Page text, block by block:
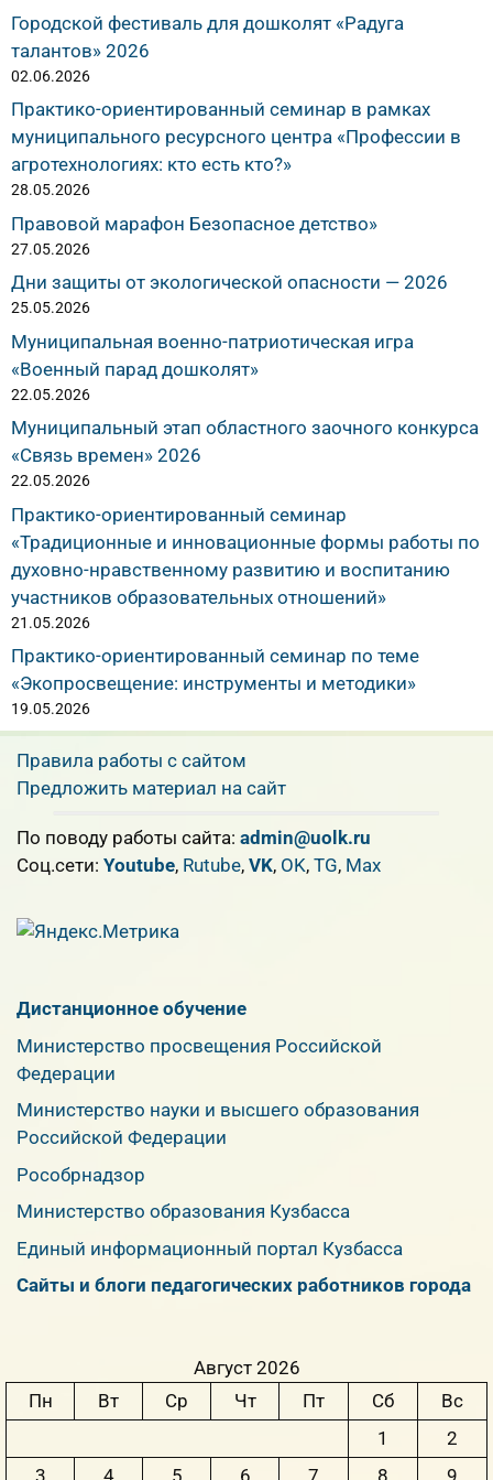
Городской фестиваль для дошколят «Радуга
талантов» 2026
02.06.2026
Практико-ориентированный семинар в рамках
муниципального ресурсного центра «Профессии в
агротехнологиях: кто есть кто?»
28.05.2026
Правовой марафон Безопасное детство»
27.05.2026
Дни защиты от экологической опасности — 2026
25.05.2026
Муниципальная военно-патриотическая игра
«Военный парад дошколят»
22.05.2026
Муниципальный этап областного заочного конкурса
«Связь времен» 2026
22.05.2026
Практико-ориентированный семинар
«Традиционные и инновационные формы работы по
духовно-нравственному развитию и воспитанию
участников образовательных отношений»
21.05.2026
Практико-ориентированный семинар по теме
«Экопросвещение: инструменты и методики»
19.05.2026
Правила работы с сайтом
Предложить материал на сайт
По поводу работы сайта: admin@uolk.ru
Cоц.сети: Youtube, Rutube, VK, OK, TG, Max
Дистанционное обучение
Министерство просвещения Российской
Федерации
Министерство науки и высшего образования
Российской Федерации
Рособрнадзор
Министерство образования Кузбасса
Единый информационный портал Кузбасса
Сайты и блоги педагогических работников города
Август 2026
Пн
Вт Ср Чт Пт Сб
Вс
1
2